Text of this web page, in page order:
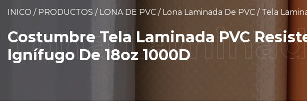
INICO / PRODUCTOS / LONA DE PVC / Lona Laminada De PVC / Tela
Costumbre Tela Laminada PVC
Ignífugo De 18oz 1000D